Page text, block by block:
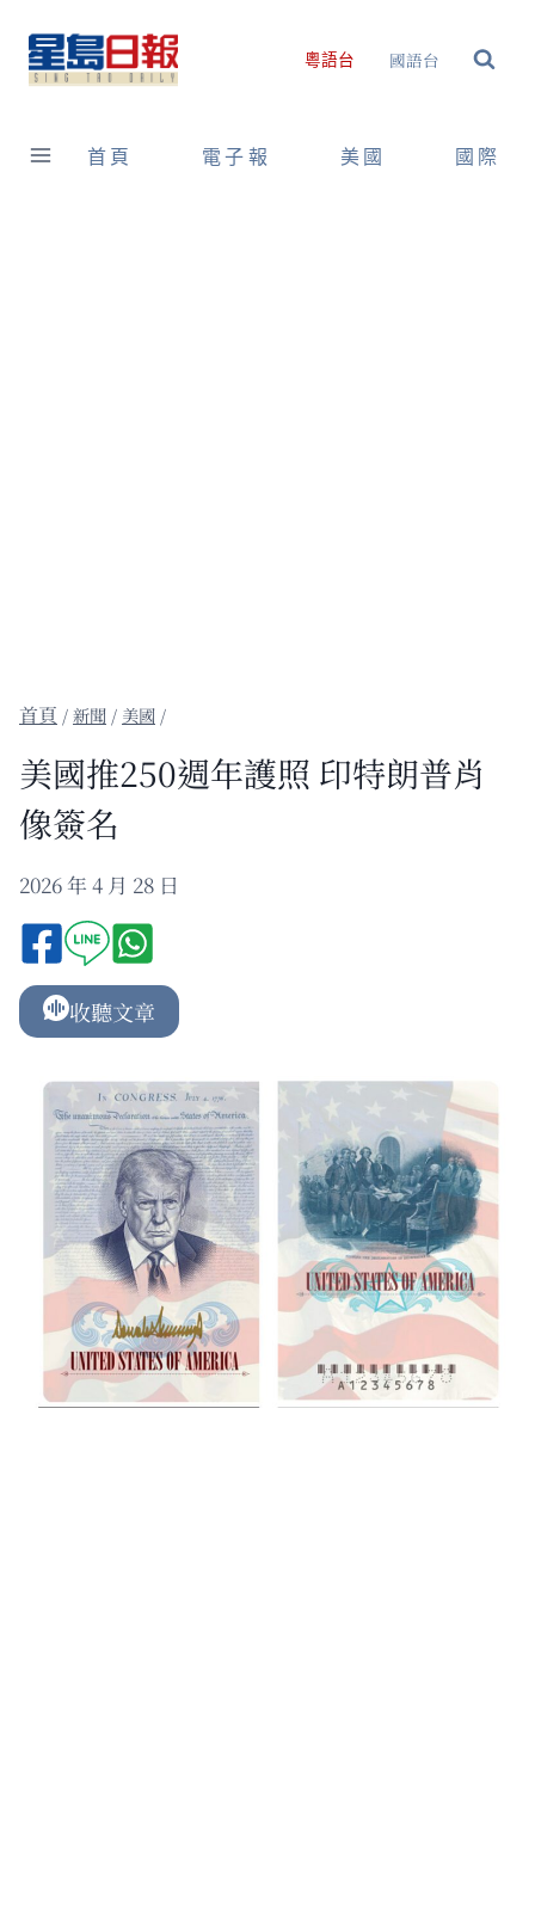
content
粵語台 國語台
首頁 電子報 美國 國際
/新聞 / 美國 /
美國推250週年護照 印特朗普肖
像簽名
2026 年 4 月 28 日
收聽文章